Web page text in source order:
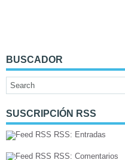
BUSCADOR
SUSCRIPCIÓN RSS
RSS: Entradas
RSS: Comentarios